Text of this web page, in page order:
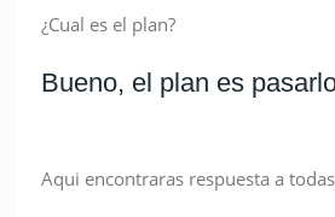
¿Cual es el plan?
Bueno, el plan es
Aqui encontraras respuesta a